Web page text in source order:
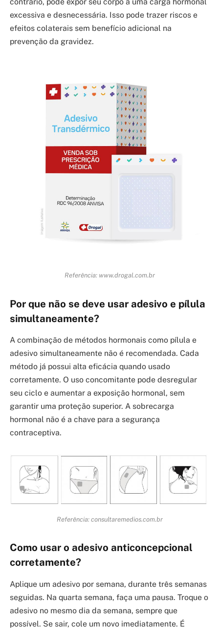
excessiva e desnecessária. Isso pode trazer riscos e
efeitos colaterais sem benefício adicional na
prevenção da gravidez.
Referência: www.drogal.com.br
Por que não se deve usar adesivo e pílula
simultaneamente?
A combinação de métodos hormonais como pílula e
adesivo simultaneamente não é recomendada. Cada
método já possui alta eficácia quando usado
corretamente. O uso concomitante pode desregular
seu ciclo e aumentar a exposição hormonal, sem
garantir uma proteção superior. A sobrecarga
hormonal não é a chave para a segurança
contraceptiva.
Referência: consultaremedios.com.br
Como usar o adesivo anticoncepcional
corretamente?
Aplique um adesivo por semana, durante três semanas
seguidas. Na quarta semana, faça uma pausa. Troque o
adesivo no mesmo dia da semana, sempre que
possível. Se sair, cole um novo imediatamente. É